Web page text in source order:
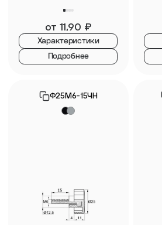
от 11,90 ₽
Характеристики
Подробнее
Ф25М6-15ЧН